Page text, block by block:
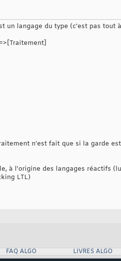
un langage du type (c'est pas tout
n'est fait que si la garde
à l'origine des langages réactifs
LTL)
FAQ ALGO LIVRES ALGO